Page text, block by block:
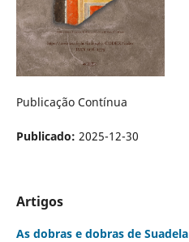
Publicação Contínua
Publicado: 2025-12-30
Artigos
As dobras e dobras de Suadela